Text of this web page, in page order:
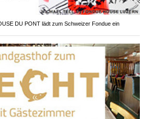
DU PONT lädt zum Schweizer Fondue ein